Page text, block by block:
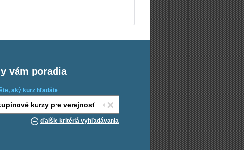
vám poradia
aký kurz hľadáte
ďalšie kritériá vyhľadávania